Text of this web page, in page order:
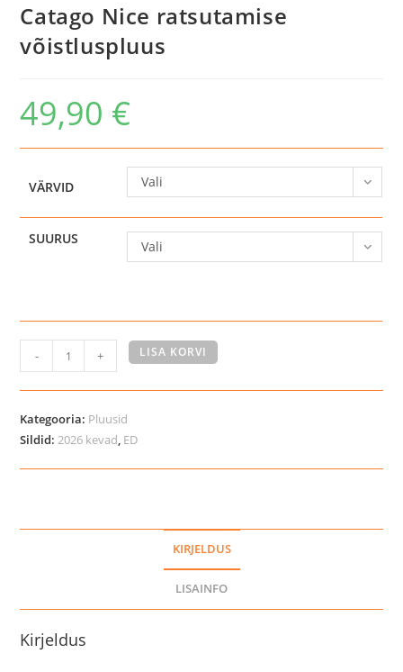
Catago Nice ratsutamise
võistluspluus
49,90 €
VÄRVID Vali
SUURUS Vali
Nice
ratsutamise
võistluspluus
kogus
- + LISA KORVI
Kategooria: Pluusid
Sildid:2026 kevad, ED
KIRJELDUS
LISAINFO
Kirjeldus